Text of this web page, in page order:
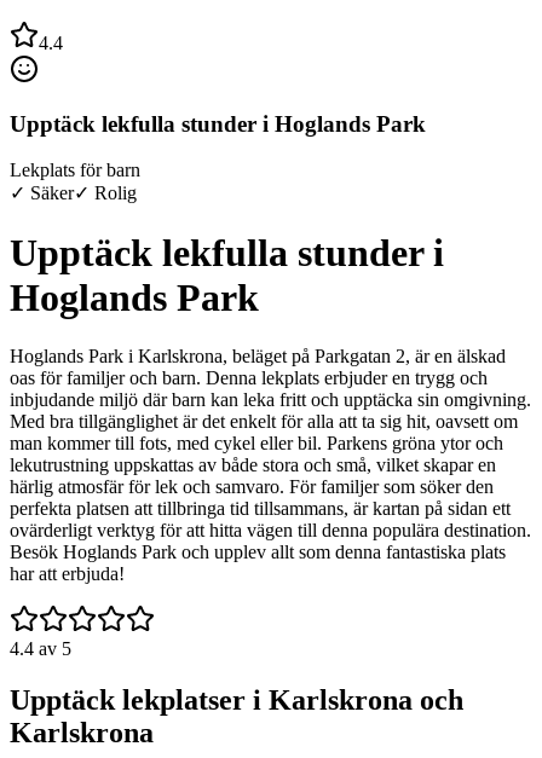
4.4
Upptäck lekfulla stunder i Hoglands Park
Lekplats för barn
✓ Säker✓ Rolig
Upptäck lekfulla stunder i
Hoglands Park
Hoglands Park i Karlskrona, beläget på Parkgatan 2, är en älskad
oas för familjer och barn. Denna lekplats erbjuder en trygg och
inbjudande miljö där barn kan leka fritt och upptäcka sin omgivning.
Med bra tillgänglighet är det enkelt för alla att ta sig hit, oavsett om
man kommer till fots, med cykel eller bil. Parkens gröna ytor och
lekutrustning uppskattas av både stora och små, vilket skapar en
härlig atmosfär för lek och samvaro. För familjer som söker den
perfekta platsen att tillbringa tid tillsammans, är kartan på sidan ett
ovärderligt verktyg för att hitta vägen till denna populära destination.
Besök Hoglands Park och upplev allt som denna fantastiska plats
har att erbjuda!
4.4 av 5
Upptäck lekplatser i Karlskrona och
Karlskrona